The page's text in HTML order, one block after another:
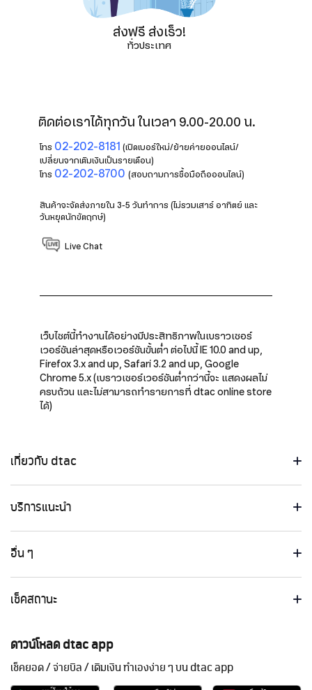
ส่งฟรี ส่งเร็ว!
ทั่วประเทศ
ติดต่อเราได้ทุกวัน ในเวลา 9.00-20.00 น.
โทร 02-202-8181 (เปิดเบอร์ใหม่/ย้ายค่ายออนไลน์/
เปลี่ยนจากเติมเงินเป็นรายเดือน)
โทร 02-202-8700 (สอบถามการซื้อมือถือออนไลน์)
สินค้าจะจัดส่งภายใน 3-5 วันทำการ (ไม่รวมเสาร์ อาทิตย์ และ
วันหยุดนักขัตฤกษ์)
Live Chat
เว็บไซต์นี้ทำงานได้อย่างมีประสิทธิภาพในเบราวเซอร์
เวอร์ชันล่าสุดหรือเวอร์ชันขั้นต่ำ ต่อไปนี้ IE 10.0 and up,
Firefox 3.x and up, Safari 3.2 and up, Google
Chrome 5.x (เบราวเซอร์เวอร์ชันต่ำกว่านี้จะ แสดงผลไม่
ครบถ้วน และไม่สามารถทำรายการที่ dtac online store
ได้)
เกี่ยวกับ dtac
บริการแนะนำ
อื่น ๆ
เช็คสถานะ
ดาวน์โหลด dtac app
เช็คยอด / จ่ายบิล / เติมเงิน ทำเองง่าย ๆ บน dtac app